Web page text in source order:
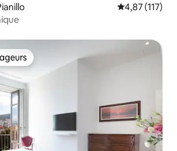
Évaluation
4,87 (117)